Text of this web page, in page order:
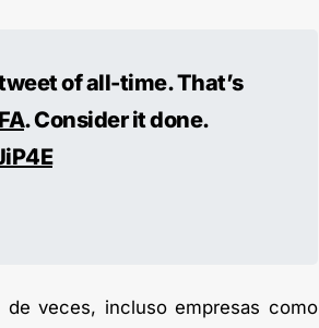
of all-time. That’s
. Consider it done.
veces, incluso empresas como